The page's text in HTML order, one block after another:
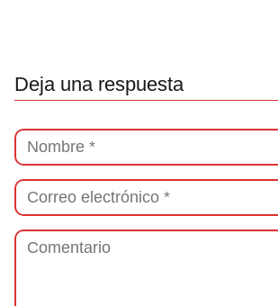
Deja una respuesta